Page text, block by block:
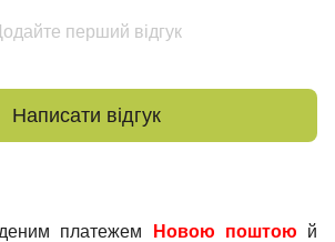
перший відгук
Написати відгук
платежем Новою поштою й